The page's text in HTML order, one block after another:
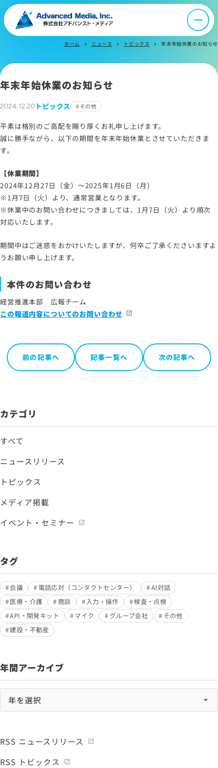
会社案内
ニュース
採用情報
よくあるご質問
お問い合わせ
サイトマップ
ソーシャルメディアポリシー
プライバシーポリシー
情報セキュリティポリシー
メールマガジン
ホーム chevron_right ニュース chevron_right トピックス chevron_right 年末年始休業のお知らせ
年末年始休業のお知らせ
2024.12.20 トピックス その他
平素は格別のご高配を賜り厚くお礼申し上げます。
誠に勝手ながら、以下の期間を年末年始休業とさせていただきま
す。
【休業期間】
2024年12月27日（金）～2025年1月6日（月）
※1月7日（火）より、通常営業となります。
※休業中のお問い合わせにつきましては、1月7日（火）より順次
対応いたします。
期間中はご迷惑をおかけいたしますが、何卒ご了承くださいますよ
うお願い申し上げます。
本件のお問い合わせ
経営推進本部 広報チーム
この報道内容についてのお問い合わせ
前の記事へ 記事一覧へ 次の記事へ
カテゴリ
すべて
ニュースリリース
トピックス
メディア掲載
イベント・セミナー
タグ
会議 電話応対（コンタクトセンター）
AI対話
医療・介護
商談 入力・操作
検査・点検
API・開発キット
マイク グループ会社
その他
建設・不動産
年間アーカイブ
RSS ニュースリリース
RSS トピックス